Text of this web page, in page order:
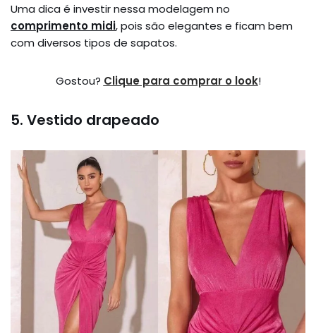
Uma dica é investir nessa modelagem no
comprimento midi, pois são elegantes e ficam bem
com diversos tipos de sapatos.
Gostou? Clique para comprar o look!
5. Vestido drapeado